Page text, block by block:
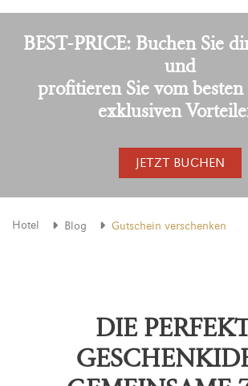
BEST-PRICE: Buchen Sie
und
profitieren Sie vom
exklusiven
JETZT BUCHEN
Hotel Blog Gutschein verschenken
DIE